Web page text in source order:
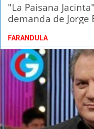
"La Paisana
demanda de Jorge
FARANDULA